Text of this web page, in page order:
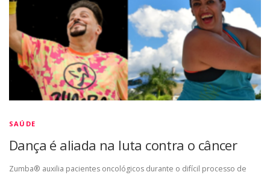
SAÚDE
Dança é aliada na luta contra o câncer
Zumba® auxilia pacientes oncológicos durante o difícil processo de